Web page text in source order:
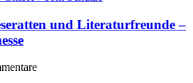
und Literaturfreunde –